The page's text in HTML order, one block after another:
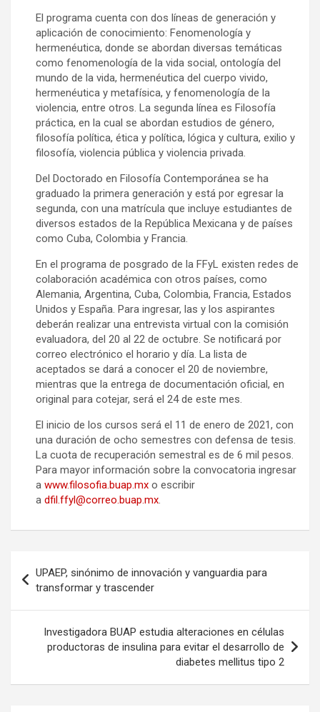
El programa cuenta con dos líneas de generación y
aplicación de conocimiento: Fenomenología y
hermenéutica, donde se abordan diversas temáticas
como fenomenología de la vida social, ontología del
mundo de la vida, hermenéutica del cuerpo vivido,
hermenéutica y metafísica, y fenomenología de la
violencia, entre otros. La segunda línea es Filosofía
práctica, en la cual se abordan estudios de género,
filosofía política, ética y política, lógica y cultura, exilio y
filosofía, violencia pública y violencia privada.
Del Doctorado en Filosofía Contemporánea se ha
graduado la primera generación y está por egresar la
segunda, con una matrícula que incluye estudiantes de
diversos estados de la República Mexicana y de países
como Cuba, Colombia y Francia.
En el programa de posgrado de la FFyL existen redes de
colaboración académica con otros países, como
Alemania, Argentina, Cuba, Colombia, Francia, Estados
Unidos y España. Para ingresar, las y los aspirantes
deberán realizar una entrevista virtual con la comisión
evaluadora, del 20 al 22 de octubre. Se notificará por
correo electrónico el horario y día. La lista de
aceptados se dará a conocer el 20 de noviembre,
mientras que la entrega de documentación oficial, en
original para cotejar, será el 24 de este mes.
El inicio de los cursos será el 11 de enero de 2021, con
una duración de ocho semestres con defensa de tesis.
La cuota de recuperación semestral es de 6 mil pesos.
Para mayor información sobre la convocatoria ingresar
a www.filosofia.buap.mx o escribir
a dfil.ffyl@correo.buap.mx.
de
entradas
UPAEP, sinónimo de innovación y vanguardia para
transformar y trascender
Investigadora BUAP estudia alteraciones en células
productoras de insulina para evitar el desarrollo de
diabetes mellitus tipo 2